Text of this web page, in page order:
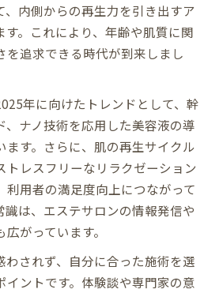
、内側からの再生力を引き出すア
す。これにより、年齢や肌質に関
を追求できる時代が到来しまし
年に向けたトレンドとして、幹
、ナノ技術を応用した美容液の導
ます。さらに、肌の再生サイクル
トレスフリーなリラクゼーション
利用者の満足度向上につながって
識は、エステサロンの情報発信や
がっています。
わされず、自分に合った施術を選
イントです。体験談や専門家の意